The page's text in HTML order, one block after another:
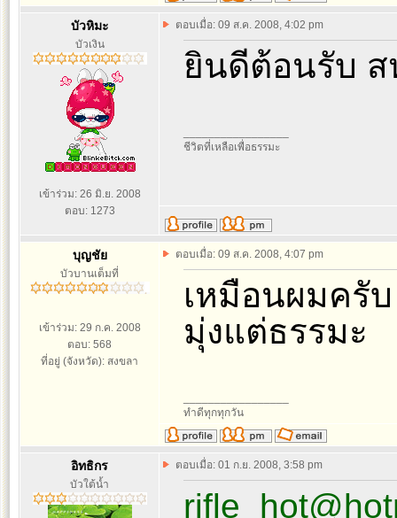
บัวหิมะ
บัวเงิน
เข้าร่วม: 26 มิ.ย. 2008
ตอบ: 1273
ตอบเมื่อ: 09 ส.ค. 2008, 4:02 pm
ยินดีต้อนรับ
ชีวิตที่เหลือเพื่อธรรมะ
บุญชัย
บัวบานเต็มที่
เข้าร่วม: 29 ก.ค. 2008
ตอบ: 568
ที่อยู่ (จังหวัด): สงขลา
ตอบเมื่อ: 09 ส.ค. 2008, 4:07 pm
เหมือนผมครับ
มุ่งแต่ธรรมะ
ทำดีทุกทุกวัน
อิทธิกร
บัวใต้น้ำ
ตอบเมื่อ: 01 ก.ย. 2008, 3:58 pm